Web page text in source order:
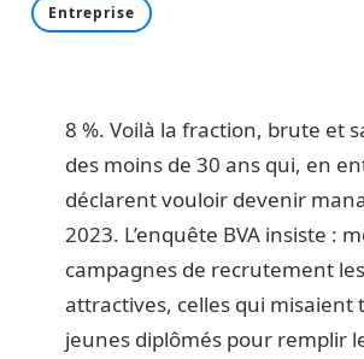
Entreprise
8 %. Voilà la fraction, brute et
des moins de 30 ans qui, en
déclarent vouloir devenir
2023. L’enquête BVA insiste :
campagnes de recrutement
attractives, celles qui misaient
jeunes diplômés pour remplir